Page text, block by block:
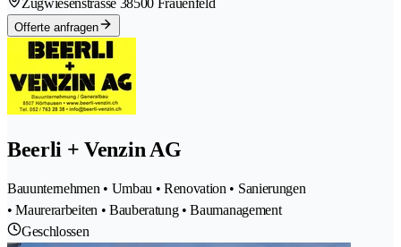
Zugwiesenstrasse 38500 Frauenfeld
Offerte anfragen
Beerli + Venzin AG
Bauunternehmen • Umbau • Renovation • Sanierungen
• Maurerarbeiten • Bauberatung • Baumanagement
Geschlossen